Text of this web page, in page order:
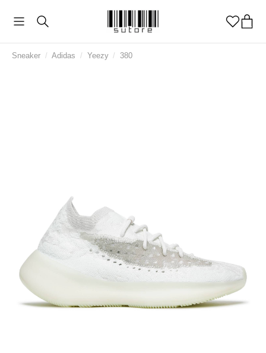
Sneaker / Adidas / Yeezy / 380